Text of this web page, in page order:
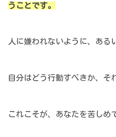
うことです。
人に嫌われないように、ある
自分はどう行動すべきか、そ
これこそが、あなたを苦しめ